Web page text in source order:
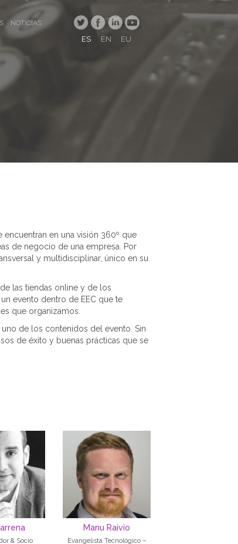
NOTICIAS
ES EN EU
en una visión 360º que
de negocio de una empresa. Por
y multidisciplinar, único en su
las tiendas online y de los
evento dentro de EEC que te
que organizamos.
de los contenidos del evento. Sin
de éxito y buenas prácticas que se
& Socio
Manu Raivio
Evangelista Tecnológico –